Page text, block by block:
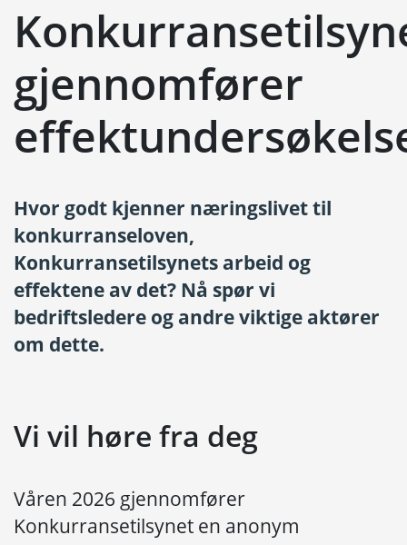
gjennomfører
Hvor godt kjenner næringslivet til
konkurranseloven,
Konkurransetilsynets arbeid og
effektene av det? Nå spør vi
bedriftsledere og andre viktige aktører
om dette.
Vi vil høre fra deg
Våren 2026 gjennomfører
Konkurransetilsynet en anonym